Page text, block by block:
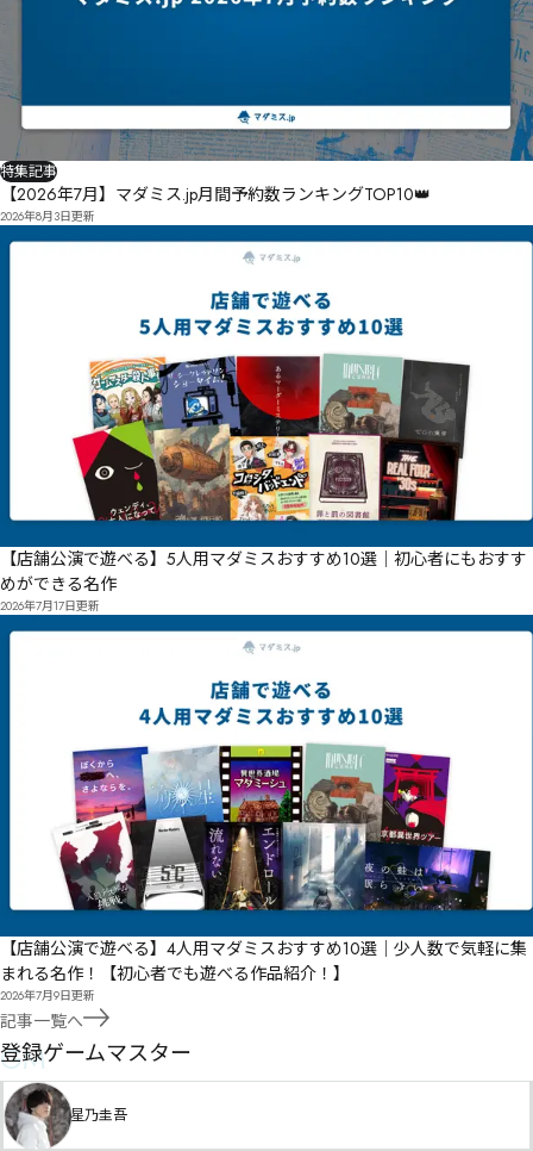
特集記事
【2026年7月】マダミス.jp月間予約数ランキングTOP10👑
2026年8月3日更新
【店舗公演で遊べる】5人用マダミスおすすめ10選｜初心者にもおすす
めができる名作
2026年7月17日更新
【店舗公演で遊べる】4人用マダミスおすすめ10選｜少人数で気軽に集
まれる名作！【初心者でも遊べる作品紹介！】
2026年7月9日更新
記事一覧へ
GM
登録ゲームマスター
星乃圭吾